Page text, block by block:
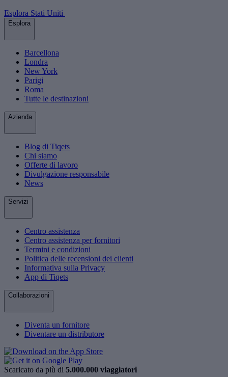
Esplora Stati Uniti
Esplora
Barcellona
Londra
New York
Parigi
Roma
Tutte le destinazioni
Azienda
Blog di Tiqets
Chi siamo
Offerte di lavoro
Divulgazione responsabile
News
Servizi
Centro assistenza
Centro assistenza per fornitori
Termini e condizioni
Politica delle recensioni dei clienti
Informativa sulla Privacy
App di Tiqets
Collaborazioni
Diventa un fornitore
Diventare un distributore
Scaricato da più di 5.000.000 viaggiatori